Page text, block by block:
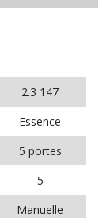
2.3 147
Essence
5 portes
5
Manuelle